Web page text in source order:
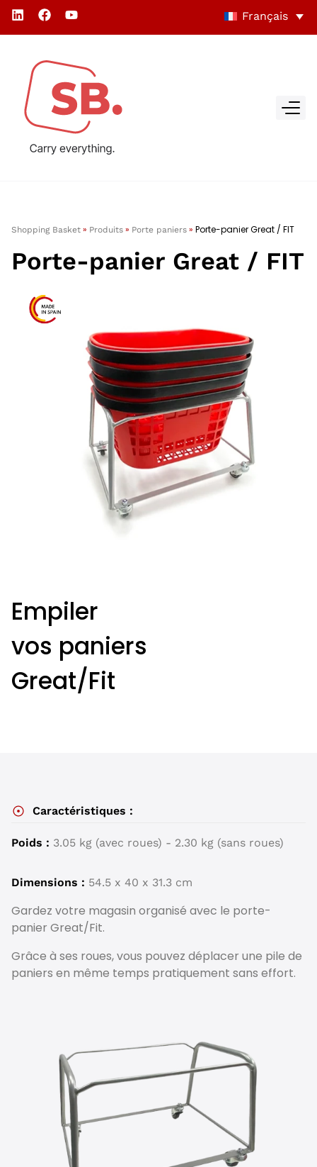
Français
Shopping Basket » Produits » Porte paniers » Porte-panier Great / FIT
Porte-panier Great / FIT
Empiler
vos paniers
Great/Fit
Caractéristiques :
Poids : 3.05 kg (avec roues) - 2.30 kg (sans roues)
Dimensions : 54.5 x 40 x 31.3 cm
Gardez votre magasin organisé avec le porte-
panier Great/Fit.
Grâce à ses roues, vous pouvez déplacer une pile de
paniers en même temps pratiquement sans effort.